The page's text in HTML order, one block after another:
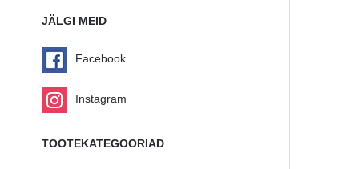
JÄLGI MEID
Facebook
Instagram
TOOTEKATEGOORIAD